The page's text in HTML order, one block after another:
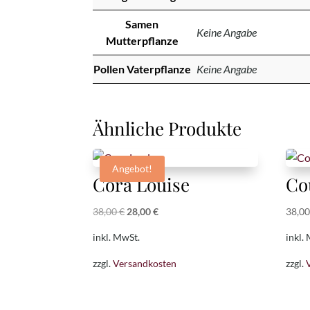
Samen
Mutterpflanze
Keine Angabe
Pollen Vaterpflanze Keine Angabe
Ähnliche Produkte
Angebot!
Cora Louise
38,00€ Ursprünglicher
38,00 €
28,00€Aktueller
28,00 €.
inkl. MwSt.
zzgl.Versandkosten
inkl.
zzgl.